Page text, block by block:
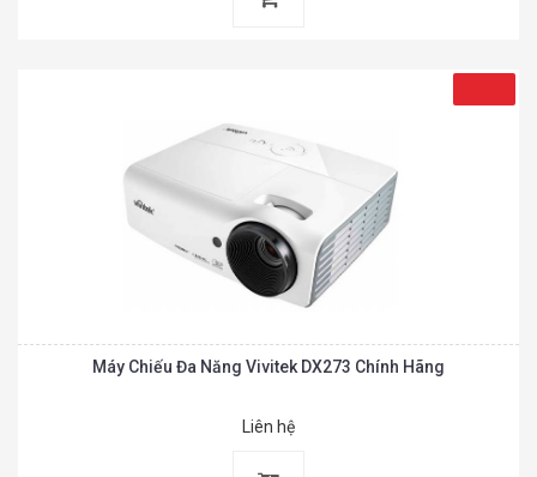
Máy Chiếu Đa Năng Vivitek DX273 Chính Hãng
Liên hệ